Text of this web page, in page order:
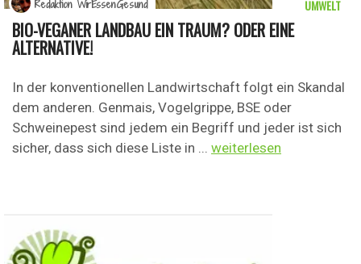
BIO-VEGANER LANDBAU EIN TRAUM? ODER EINE
ALTERNATIVE!
In der konventionellen Landwirtschaft folgt ein Skandal
dem anderen. Genmais, Vogelgrippe, BSE oder
Schweinepest sind jedem ein Begriff und jeder ist sich
sicher, dass sich diese Liste in ... weiterlesen
UMWELT
Redaktion WirEssenGesund